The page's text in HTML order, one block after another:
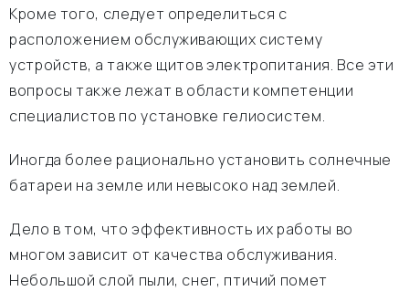
Кроме того, следует определиться с
расположением обслуживающих систему
устройств, а также щитов электропитания. Все эти
вопросы также лежат в области компетенции
специалистов по установке гелиосистем.
Иногда более рационально установить солнечные
батареи на земле или невысоко над землей.
Дело в том, что эффективность их работы во
многом зависит от качества обслуживания.
Небольшой слой пыли, снег, птичий помет